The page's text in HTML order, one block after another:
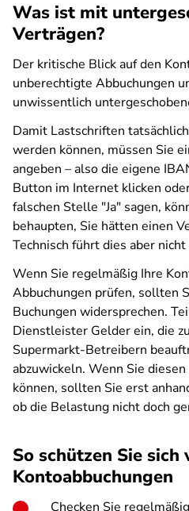
Was ist mit
Verträgen?
Der kritische Blick auf den
unberechtigte Abbuchungen
unwissentlich
Damit Lastschriften
werden können, müssen Sie
angeben – also die eigene
Button im Internet klicken
falschen Stelle "Ja" sagen,
behaupten, Sie hätten einen
Technisch führt dies aber
Wenn Sie regelmäßig Ihre
Abbuchungen prüfen, sollten
Buchungen widersprechen.
Dienstleister Gelder ein, die
Supermarkt-Betreibern
abzuwickeln. Wenn Sie
können, sollten Sie erst
ob die Belastung nicht doch
So schützen Sie
Kontoabbuchungen
Checken Sie